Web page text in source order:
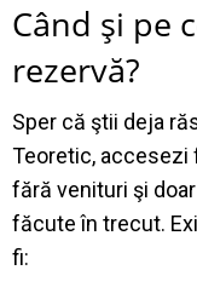
Când şi pe
rezervă?
Sper că ştii deja
Teoretic, accesezi
fără venituri şi
făcute în trecut.
fi: